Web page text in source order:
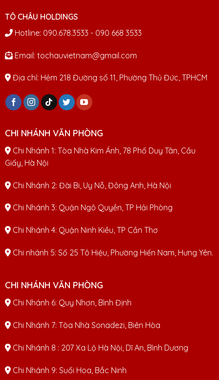
TÔ CHÂU HOLDINGS
Hotline: 090.678.3533 - 090 668 3533
Email: tochauvietnam@gmail.com
Địa chỉ: Hẻm 218 Đường số 11, Phường Thủ Đức, TPHCM
CHI NHÁNH VĂN PHÒNG
Chi Nhánh 1: Tòa Nhà Kim Ánh, 78 Phố Duy Tân, Cầu
Giấy, Hà Nội
Chi Nhánh 2: Đài Bi, Uy Nỗ, Đông Anh, Hà Nội
Chi Nhánh 3: Quận Ngô Quyền, TP Hải Phòng
Chi Nhánh 4: Quận Ninh Kiều, TP Cần Thơ
Chi nhánh 5: Số 25 Tô Hiệu, Phường Hiến Nam, Hưng Yên.
CHI NHÁNH VĂN PHÒNG
Chi Nhánh 6: Quy Nhơn, Bình Định
Chi Nhánh 7: Tòa Nhà Sonadezi, Biên Hòa
Chi Nhánh 8 : 207 Xa Lộ Hà Nội, Dĩ An, Bình Dương
Chi Nhánh 9: Suối Hoa, Bắc Ninh